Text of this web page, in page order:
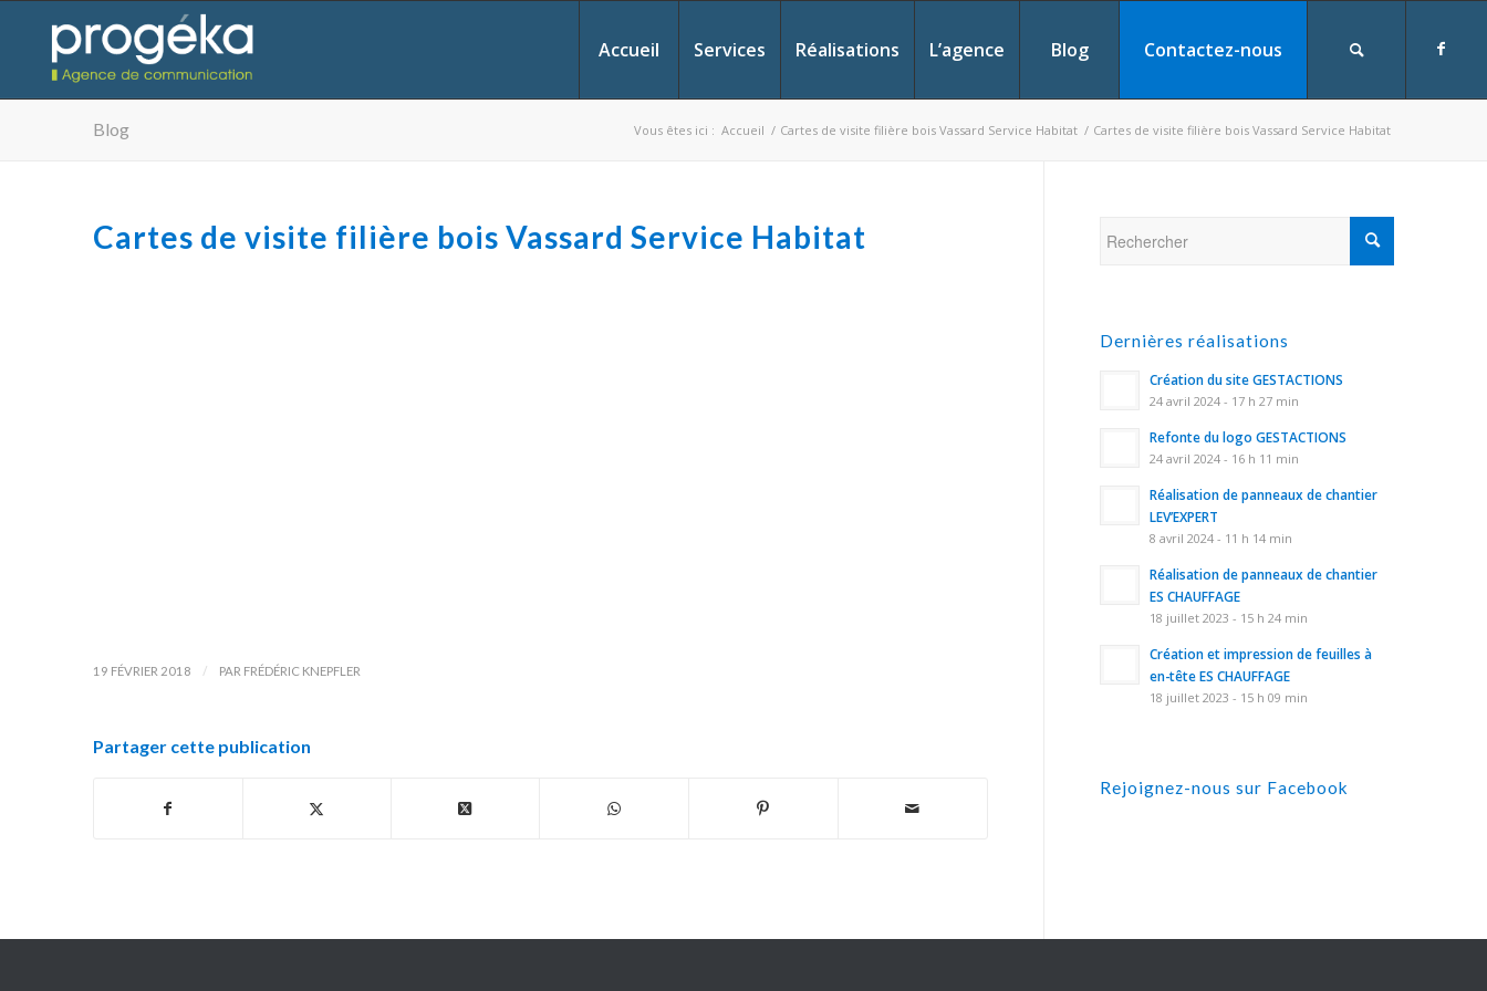
Accueil Services Réalisations L’agence Blog Contactez-nous
Blog Vous êtes ici : Accueil / Cartes de visite filière bois Vassard Service Habitat / Cartes de visite filière bois Vassard Service Habitat
Cartes de visite filière bois Vassard Service Habitat
19 FÉVRIER 2018 / PAR FRÉDÉRIC KNEPFLER
Partager cette publication
Dernières réalisations
Création du site GESTACTIONS
24 avril 2024 - 17 h 27 min
Refonte du logo GESTACTIONS
24 avril 2024 - 16 h 11 min
Réalisation de panneaux de chantier
LEV’EXPERT
8 avril 2024 - 11 h 14 min
Réalisation de panneaux de chantier
ES CHAUFFAGE
18 juillet 2023 - 15 h 24 min
Création et impression de feuilles à
en-tête ES CHAUFFAGE
18 juillet 2023 - 15 h 09 min
Rejoignez-nous sur Facebook